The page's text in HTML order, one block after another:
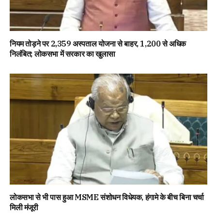
नियम तोड़ने पर 2,359 अस्पताल योजना से बाहर, 1,200 से अधिक
निलंबित; लोकसभा में सरकार का खुलासा
लोकसभा से भी पास हुआ MSME संशोधन विधेयक, हंगामे के बीच बिना चर्चा
मिली मंजूरी